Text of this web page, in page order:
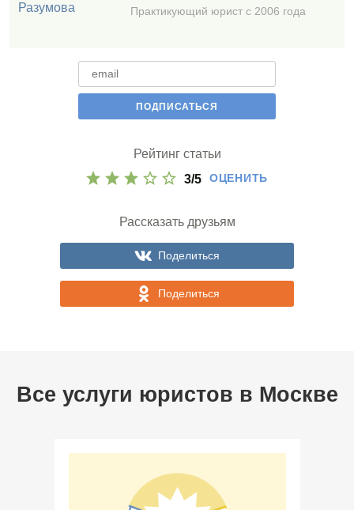
Практикующий юрист с 2006 года
Рейтинг статьи
3/5 ОЦЕНИТЬ
Рассказать друзьям
Поделиться
Поделиться
Все услуги юристов в Москве